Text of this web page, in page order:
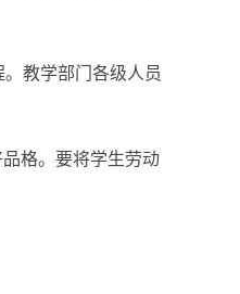
教学部门各级人员
格。要将学生劳动